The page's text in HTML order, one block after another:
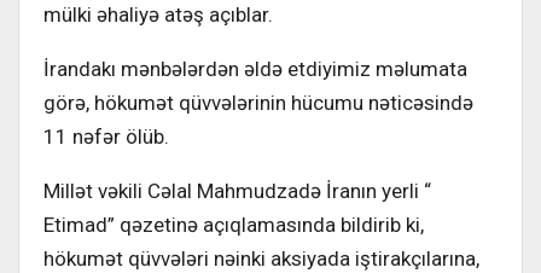
mülki əhaliyə atəş açıblar.
İrandakı mənbələrdən əldə etdiyimiz məlumata
görə, hökumət qüvvələrinin hücumu nəticəsində
11 nəfər ölüb.
Millət vəkili Cəlal Mahmudzadə İranın yerli “
Etimad” qəzetinə açıqlamasında bildirib ki,
hökumət qüvvələri nəinki aksiyada iştirakçılarına,